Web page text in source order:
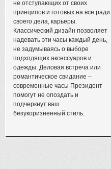
не отступающих от своих
принципов и готовых на все ради
своего дела, карьеры.
Классический дизайн позволяет
надевать эти часы каждый день,
не задумываясь о выборе
подходящих аксессуаров и
одежды. Деловая встреча или
романтическое свидание –
современные часы Президент
помогут не опоздать и
подчеркнут ваш
безукоризненный стиль.